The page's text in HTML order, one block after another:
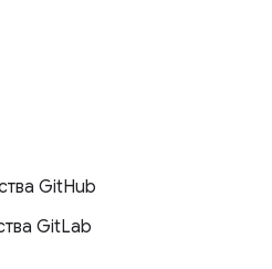
GitHub
GitLab